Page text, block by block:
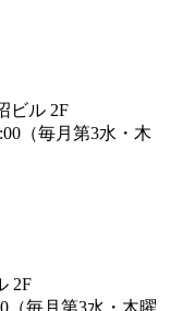
ビル 2F
（毎月第3水・木
2F
（毎月第3水・木曜